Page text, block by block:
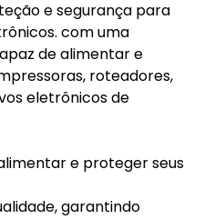
e segurança para
com uma
de alimentar e
roteadores,
eletrônicos de
e proteger seus
garantindo